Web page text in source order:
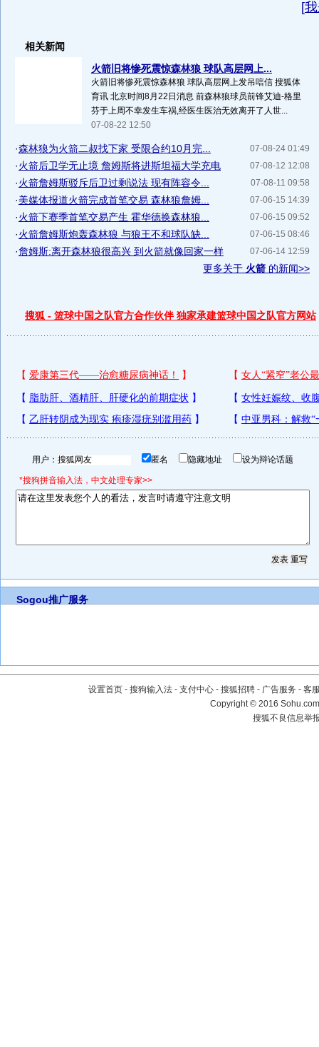
[
相关新闻
火箭旧将惨死震惊森林狼 球队高层网上...
火箭旧将惨死震惊森林狼 球队高层网上发吊唁信 搜狐体
育讯 北京时间8月22日消息 前森林狼球员前锋艾迪-格里
芬于上周不幸发生车祸,经医生医治无效离开了人世...
07-08-22 12:50
07-08-24 01:49
·森林狼为火箭二叔找下家 受限合约10月完...
07-08-12 12:08
·火箭后卫学无止境 詹姆斯将进斯坦福大学充电
07-08-11 09:58
·火箭詹姆斯驳斥后卫过剩说法 现有阵容令...
07-06-15 14:39
·美媒体报道火箭完成首笔交易 森林狼詹姆...
07-06-15 09:52
·火箭下赛季首笔交易产生 霍华德换森林狼...
07-06-15 08:46
·火箭詹姆斯炮轰森林狼 与狼王不和球队缺...
07-06-14 12:59
·詹姆斯:离开森林狼很高兴 到火箭就像回家一样
更多关于 火箭 的新闻>>
搜狐 - 篮球中国之队官方合作伙伴 独家承建篮球中国之队官方网站
用户： 匿名 隐藏地址 设为辩论话题
*搜狗拼音输入法，中文处理专家>>
Sogou推广服务
设置首页 - 搜狗输入法 - 支付中心 - 搜狐招聘 - 广告服务 - 客
Copyright©2016
搜狐不良信息举